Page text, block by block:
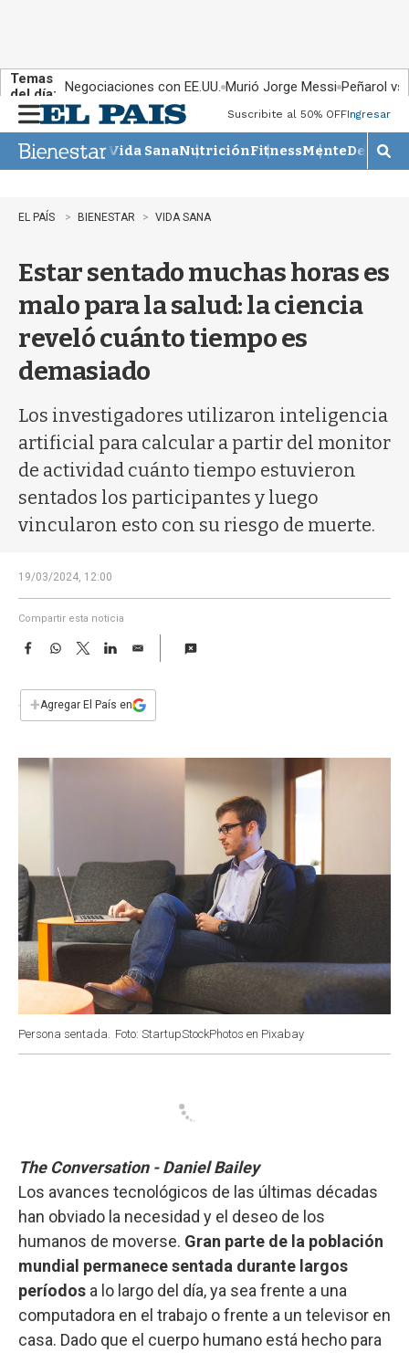
Temas
del día: Negociaciones con EE.UU. Murió Jorge Messi Peñarol
n
u
Suscribite al 50% OFFIngresar
Vida SanaNutriciónFitnessMente
M
o
r
b
a
EL PAÍS BIENESTAR VIDA SANA
Estar sentado muchas horas es
malo para la salud: la ciencia
reveló cuánto tiempo es
demasiado
Los investigadores utilizaron inteligencia
artificial para calcular a partir del monitor
de actividad cuánto tiempo estuvieron
sentados los participantes y luego
vincularon esto con su riesgo de muerte.
19/03/2024, 12:00
Compartir esta noticia
F
e
b
k
W
s
T
w
t
L
E
i
l
+Agregar El País en
Persona sentada. Foto: StartupStockPhotos en Pixabay
The Conversation - Daniel Bailey
Los avances tecnológicos de las últimas décadas
han obviado la necesidad y el deseo de los
humanos de moverse. Gran parte de la población
mundial permanece sentada durante largos
períodos a lo largo del día, ya sea frente a una
computadora en el trabajo o frente a un televisor en
casa. Dado que el cuerpo humano está hecho para